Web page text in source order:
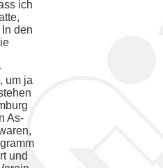
ich
den
um ja
As­
und